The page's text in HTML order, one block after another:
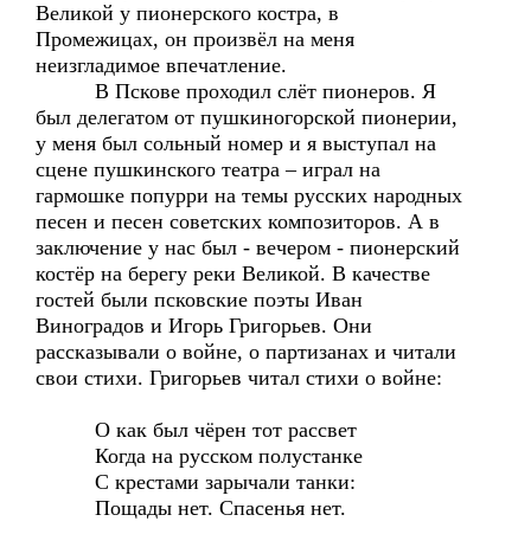
Великой у пионерского костра, в
Промежицах, он произвёл на меня
неизгладимое впечатление.
В Пскове проходил слёт пионеров. Я
был делегатом от пушкиногорской пионерии,
у меня был сольный номер и я выступал на
сцене пушкинского театра – играл на
гармошке попурри на темы русских народных
песен и песен советских композиторов. А в
заключение у нас был - вечером - пионерский
костёр на берегу реки Великой. В качестве
гостей были псковские поэты Иван
Виноградов и Игорь Григорьев. Они
рассказывали о войне, о партизанах и читали
свои стихи. Григорьев читал стихи о войне:
О как был чёрен тот рассвет
Когда на русском полустанке
С крестами зарычали танки:
Пощады нет. Спасенья нет.